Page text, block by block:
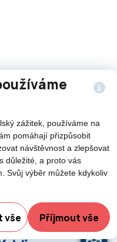
zážitek, používáme na
pomáhají přizpůsobit
návštěvnost a zlepšovat
důležité, a proto vás
Svůj výběr můžete kdykoliv
vše Příjmout vše
souhlasem města Nový
poradit?Ze